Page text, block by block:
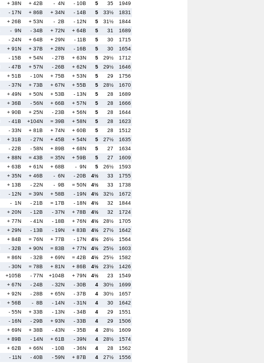
+ 38N + 42B - 4N - 10B 5 35
1949
- 17N + 86B + 34N - 14B 5 33½
1831
+ 26B + 53N - 2B - 12N 5 31½
1844
- 9N - 34B + 72N + 64B 5 31
1689
- 24N + 64B + 29N - 11B 5 30
1715
+ 91N + 37B + 28N - 16B 5 30
1654
- 15B + 54N - 27B + 63N 5 29½
1712
- 47B + 57N - 26B + 62N 5 29½
1646
+ 51B - 10N + 75B + 53N 5 29
1756
- 37N + 73B + 67N + 55B 5 28½
1670
+ 49N + 50N + 53B - 13N 5 28
1689
+ 36B - 56N + 66B + 57N 5 28
1666
+ 90B + 25N - 23B + 56N 5 28
1644
- 41B +104N = 39B + 58N 5 28
1623
- 33N + 81B + 74N + 60B 5 28
1512
+ 31B - 27N + 45B + 54N 5 27½
1635
- 22B - 58N + 89B + 68N 5 27
1634
+ 88N = 43B = 35N + 59B 5 27
1609
+ 63B + 61N + 68B - 9N 5 26½
1593
+ 35N + 46B - 6N - 20B 4½ 33
1755
+ 13B - 22N - 9B = 50N 4½ 33
1738
- 12N = 39N + 58B - 19N 4½ 32½
1672
- 1N - 21B = 17B - 18N 4½ 32
1844
+ 20N - 12B - 37N + 78B 4½ 32
1724
+ 77N - 41N - 18B + 76N 4½ 28½
1705
+ 29N - 13B - 19N + 83B 4½ 27½
1642
+ 84B = 76N + 77B - 17N 4½ 26½
1564
- 32B + 90N = 83B + 77N 4½ 25½
1603
= 86N - 32B + 69N = 42B 4½ 25½
1582
- 30N = 78B + 81N + 86B 4½ 23½
1426
+105B - 77N +104B + 79N 4½ 23
1549
+ 67N - 24B - 32N - 30B 4 30½
1699
+ 92N - 28B + 65N - 37B 4 30½
1657
+ 56B - 8B - 14N - 31N 4 30
1642
- 55N + 33B - 13N - 34B 4 29
1551
- 16N - 29B + 93N - 33B 4 29
1506
+ 69N + 38B - 43N - 35B 4 28½
1609
+ 89B - 14N + 61B - 39N 4 28½
1574
+ 62B + 66N - 10B - 36N 4 28
1562
- 11N - 40B - 59N + 87B 4 27½
1556